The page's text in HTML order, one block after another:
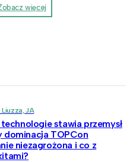
więcej
JA
stawia przemysł
dominacja TOPCon
niezagrożona i co z